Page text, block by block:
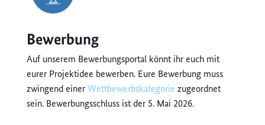
Bewerbung
Auf unserem Bewerbungsportal könnt ihr euch mit
eurer Projektidee bewerben. Eure Bewerbung muss
zwingend einer Wettbewerbskategorie zugeordnet
sein. Bewerbungsschluss ist der 5. Mai 2026.